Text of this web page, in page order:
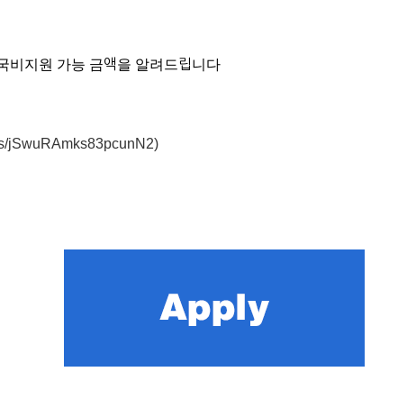
비지원 가능 금액을 알려드립니다
jSwuRAmks83pcunN2)